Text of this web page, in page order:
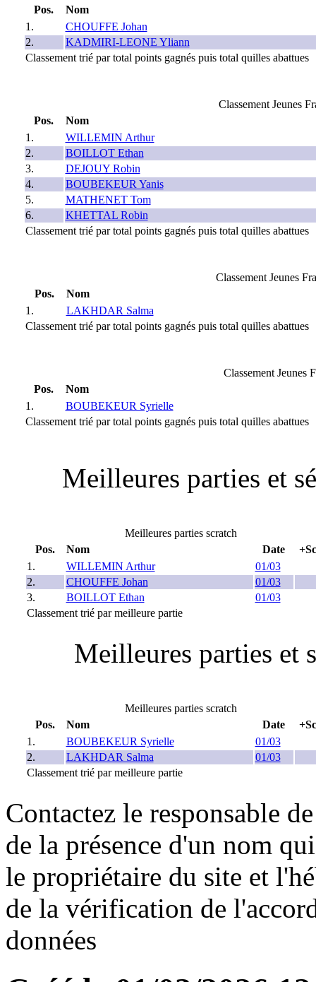
Pos.
Nom
1.
CHOUFFE Johan
2.
KADMIRI-LEONE Yliann
Classement trié par total points gagnés puis total quilles abattues
Classement Jeunes
Pos.
Nom
1.
WILLEMIN Arthur
2.
BOILLOT Ethan
3.
DEJOUY Robin
4.
BOUBEKEUR Yanis
5.
MATHENET Tom
6.
KHETTAL Robin
Classement trié par total points gagnés puis total quilles abattues
Classement Jeunes
Pos.
Nom
1.
LAKHDAR Salma
Classement trié par total points gagnés puis total quilles abattues
Classement Jeunes
Pos.
Nom
1.
BOUBEKEUR Syrielle
Classement trié par total points gagnés puis total quilles abattues
Meilleures parties et
Meilleures parties scratch
Pos.
Nom Date
1.
WILLEMIN Arthur
01/03
2.
CHOUFFE Johan
01/03
3.
BOILLOT Ethan
01/03
Classement trié par meilleure partie
Meilleures parties et
Meilleures parties scratch
Pos.
Nom Date
1.
BOUBEKEUR Syrielle
01/03
2.
LAKHDAR Salma
01/03
Classement trié par meilleure partie
Contactez le responsable
de la présence d'un nom
le propriétaire du site et
de la vérification de
données